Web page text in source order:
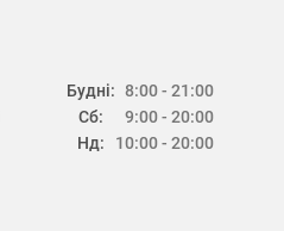
Будні:
Сб:
Нд:
8:00 - 21:00
9:00 - 20:00
10:00 - 20:00